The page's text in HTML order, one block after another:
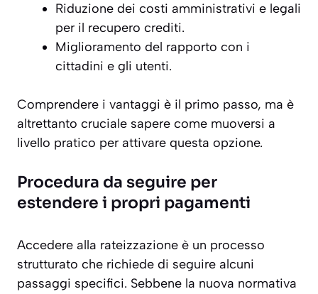
Riduzione dei costi amministrativi e legali
per il recupero crediti.
Miglioramento del rapporto con i
cittadini e gli utenti.
Comprendere i vantaggi è il primo passo, ma è
altrettanto cruciale sapere come muoversi a
livello pratico per attivare questa opzione.
Procedura da seguire per
estendere i propri pagamenti
Accedere alla rateizzazione è un processo
strutturato che richiede di seguire alcuni
passaggi specifici. Sebbene la nuova normativa